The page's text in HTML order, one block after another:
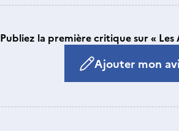
Publiez la première critique sur « Les
Ajouter mon